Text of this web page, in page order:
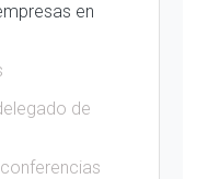
en
de